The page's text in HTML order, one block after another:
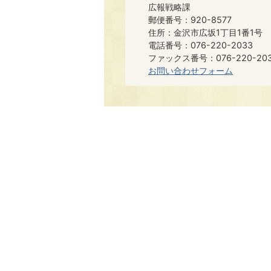
広報戦略課
郵便番号：920-8577
住所：金沢市広坂1丁目1番1号
電話番号：076-220-2033
ファックス番号：076-220-
お問い合わせフォーム